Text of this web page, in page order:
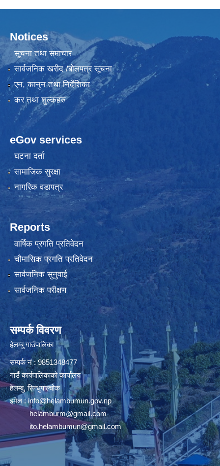
Notices
सूचना तथा समाचार
सार्वजनिक खरीद /बोलपत्र सूचना
एन, कानुन तथा निर्देशिका
कर तथा शुल्कहरु
eGov services
घटना दर्ता
सामाजिक सुरक्षा
नागरिक वडापत्र
Reports
वार्षिक प्रगति प्रतिवेदन
चौमासिक प्रगति प्रतिवेदन
सार्वजनिक सुनुवाई
सार्वजनिक परीक्षण
सम्पर्क विवरण
हेलम्बु गाउँपालिका
सम्पर्क नं : 9851348477
गाउँ कार्यपालिकाको कार्यालय
हेलम्बु, सिन्धुपाल्चोक
इमेल :info@helambumun.gov.np
helamburm@gmail.com
ito.helambumun@gmail.com